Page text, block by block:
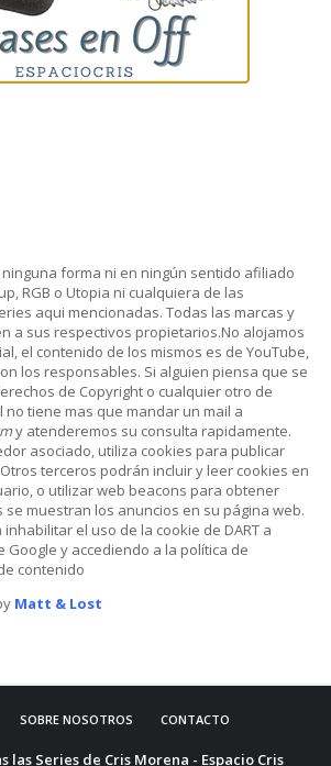
ninguna forma ni en ningún sentido afiliado
RGB o Utopia ni cualquiera de las
aqui mencionadas. Todas las marcas y
a sus respectivos propietarios.No alojamos
el contenido de los mismos es de YouTube,
los responsables. Si alguien piensa que se
de Copyright o cualquier otro de
tiene mas que mandar un mail a
y atenderemos su consulta rapidamente.
asociado, utiliza cookies para publicar
terceros podrán incluir y leer cookies en
o utilizar web beacons para obtener
muestran los anuncios en su página web.
el uso de la cookie de DART a
Google y accediendo a la política de
contenido
Matt & Lost
SOBRE NOSOTROS CONTACTO
las Series de Cris Morena - Espacio Cris